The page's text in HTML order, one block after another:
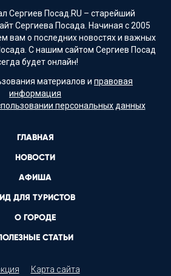
Сергиев Посад.RU – старейший
Сергиева Посада. Начиная с 2005
вам о последних новостях и важных
С нашим сайтом Сергиев Посад
будет онлайн!
материалов и правовая
информация
персональных данных
ГЛАВНАЯ
НОВОСТИ
АФИША
ДЛЯ ТУРИСТОВ
О ГОРОДЕ
СТАТЬИ
Карта сайта